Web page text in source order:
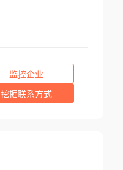
监控企业
挖掘联系方式